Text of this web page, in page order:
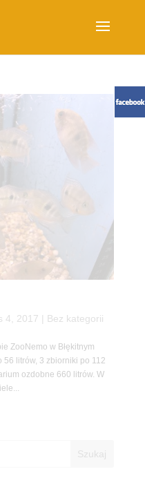
4, 2017 | Bez kategorii
w Błękitnym
litrów, 3 zbiorniki po 112
ozdobne 660 litrów. W